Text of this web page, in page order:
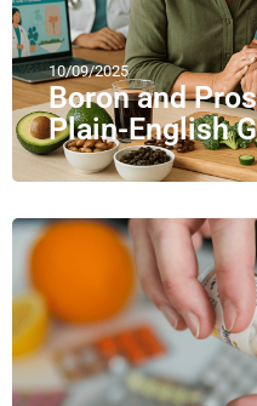
10/09/2025
Boron and
Plain-English